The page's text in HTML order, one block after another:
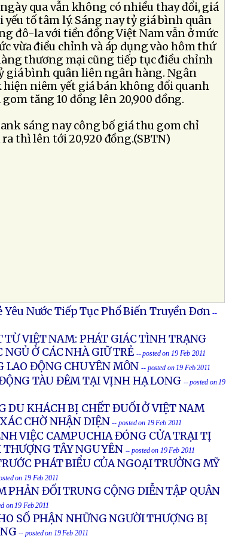
qua vẫn không có nhiều thay đổi, giá
tố tâm lý. Sáng nay tỷ giá bình quân
đô-la với tiền đồng Việt Nam vẫn ở mức
vừa điều chỉnh và áp dụng vào hôm thứ
thương mại cũng tiếp tục điều chỉnh
giá bình quân liên ngân hàng. Ngân
hiện niêm yết giá bán không đổi quanh
tăng 10 đồng lên 20,900 đồng.
sáng nay công bố giá thu gom chỉ
thì lên tới 20,920 đồng.(SBTN)
Nước Tiếp Tục Phổ Biến Truyền Ðơn--
TỪ VIỆT NAM: PHÁT GIÁC TÌNH TRẠNG
NGỦ Ở CÁC NHÀ GIỮ TRẺ -- posted on 19 Feb 2011
LAO ĐỘNG CHUYÊN MÔN-- posted on 19 Feb 2011
TÀU ĐÊM TẠI VỊNH HẠ LONG -- posted on 19
DU KHÁCH BỊ CHẾT ĐUỐI Ở VIỆT NAM
CHỜ NHẬN DIỆN -- posted on 19 Feb 2011
VIỆC CAMPUCHIA ĐÓNG CỬA TRẠI TỊ
TÂY NGUYÊN -- posted on 19 Feb 2011
PHÁT BIỂU CỦA NGOẠI TRƯỞNG MỸ
on 19 Feb 2011
PHẢN ĐỐI TRUNG CỘNG DIỄN TẬP QUÂN
on 19 Feb 2011
SỐ PHẬN NHỮNG NGƯỜI THƯỢNG BỊ
-- posted on 19 Feb 2011